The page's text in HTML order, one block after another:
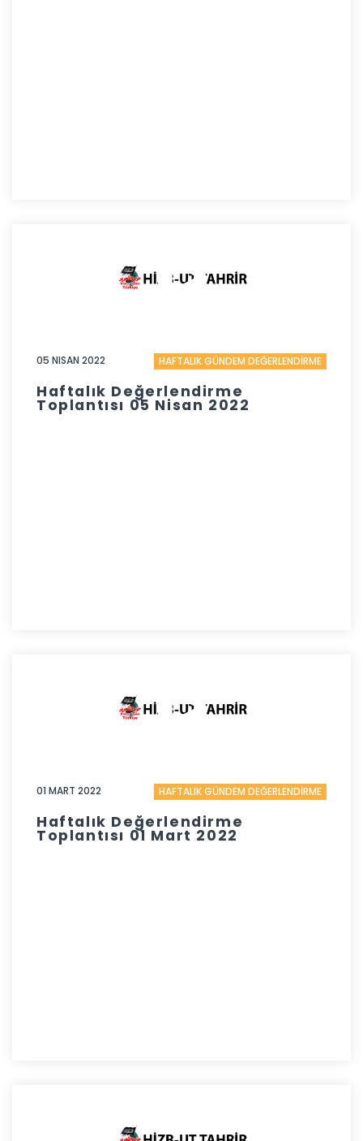
05 NISAN 2022 HAFTALIK GÜNDEM DEĞERLENDİRME
Haftalık Değerlendirme
Toplantısı 05 Nisan 2022
01 MART 2022 HAFTALIK GÜNDEM DEĞERLENDİRME
Haftalık Değerlendirme
Toplantısı 01 Mart 2022